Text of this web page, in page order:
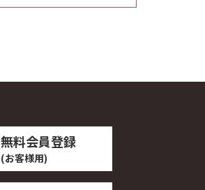
無料会員登録
(お客様用)